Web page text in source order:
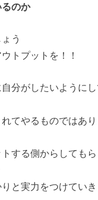
のか
う
トプットを！！
分がしたいように
てやるものではあり
する側からしても
と実力をつけていき